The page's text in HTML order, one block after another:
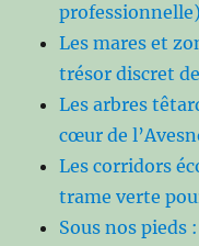
professionnelle)
Les mares et
trésor discret
Les arbres
cœur de
Les corridors
trame verte
Sous nos pieds